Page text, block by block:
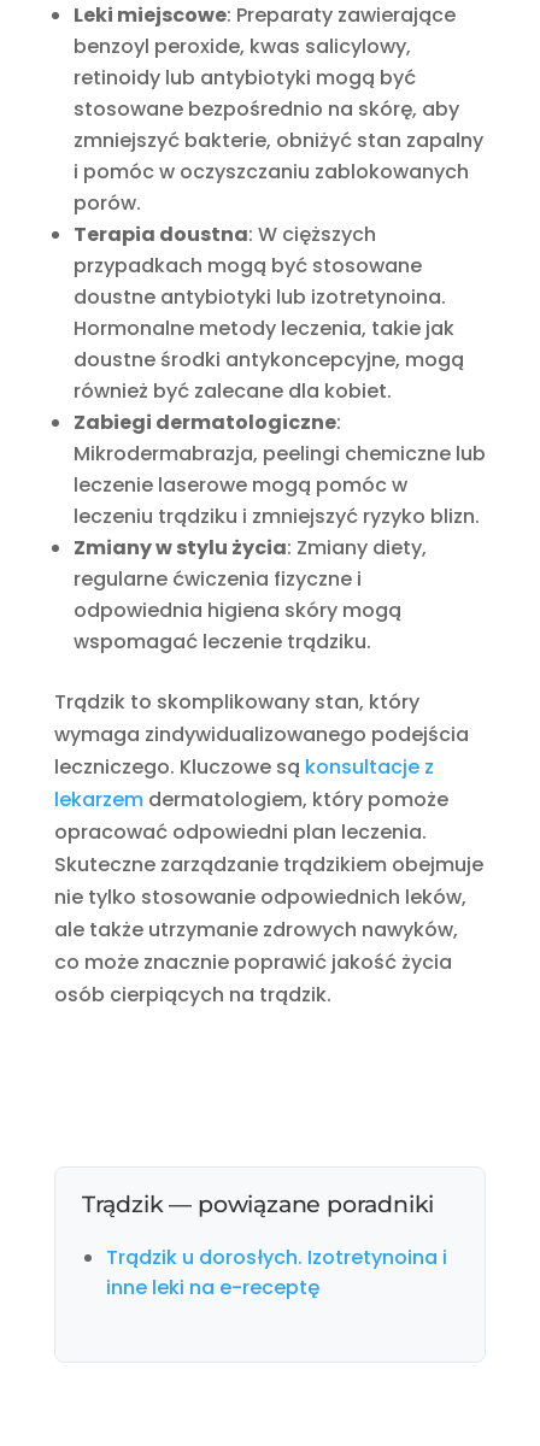
Leki miejscowe: Preparaty zawierające
benzoyl peroxide, kwas salicylowy,
retinoidy lub antybiotyki mogą być
stosowane bezpośrednio na skórę, aby
zmniejszyć bakterie, obniżyć stan zapalny
i pomóc w oczyszczaniu zablokowanych
porów.
Terapia doustna: W cięższych
przypadkach mogą być stosowane
doustne antybiotyki lub izotretynoina.
Hormonalne metody leczenia, takie jak
doustne środki antykoncepcyjne, mogą
również być zalecane dla kobiet.
Zabiegi dermatologiczne:
Mikrodermabrazja, peelingi chemiczne lub
leczenie laserowe mogą pomóc w
leczeniu trądziku i zmniejszyć ryzyko blizn.
Zmiany w stylu życia: Zmiany diety,
regularne ćwiczenia fizyczne i
odpowiednia higiena skóry mogą
wspomagać leczenie trądziku.
Trądzik to skomplikowany stan, który
wymaga zindywidualizowanego podejścia
leczniczego. Kluczowe są konsultacje z
lekarzemdermatologiem, który pomoże
opracować odpowiedni plan leczenia.
Skuteczne zarządzanie trądzikiem obejmuje
nie tylko stosowanie odpowiednich leków,
ale także utrzymanie zdrowych nawyków,
co może znacznie poprawić jakość życia
osób cierpiących na trądzik.
Trądzik — powiązane poradniki
Trądzik u dorosłych. Izotretynoina i
inne leki na e-receptę